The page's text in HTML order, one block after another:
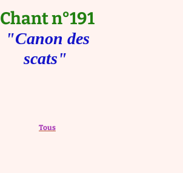
Chant n°191
"Canon des
scats"
Tous